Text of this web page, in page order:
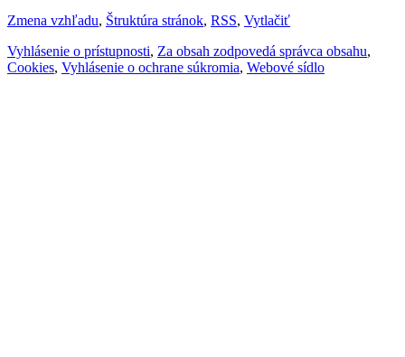
Zmena vzhľadu, Štruktúra stránok, RSS, Vytlačiť
Vyhlásenie o prístupnosti, Za obsah zodpovedá správca obsahu,
Cookies, Vyhlásenie o ochrane súkromia, Webové sídlo